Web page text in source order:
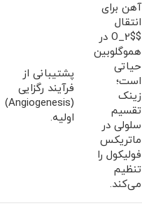
آهن برای
انتقال
$O_2$ در
هموگلوبین
حیاتی
است؛
زینک
تقسیم
سلولی در
ماتریکس
فولیکول را
تنظیم
می‌کند.
پشتیبانی از
فرآیند رگزایی
(Angiogenesis)
اولیه.